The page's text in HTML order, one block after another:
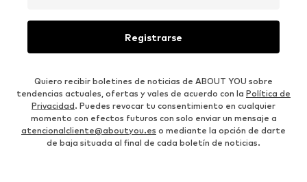
Registrarse
Quiero recibir boletines de noticias de ABOUT YOU sobre
tendencias actuales, ofertas y vales de acuerdo con la Política de
Privacidad. Puedes revocar tu consentimiento en cualquier
momento con efectos futuros con solo enviar un mensaje a
atencionalcliente@aboutyou.es o mediante la opción de darte
de baja situada al final de cada boletín de noticias.